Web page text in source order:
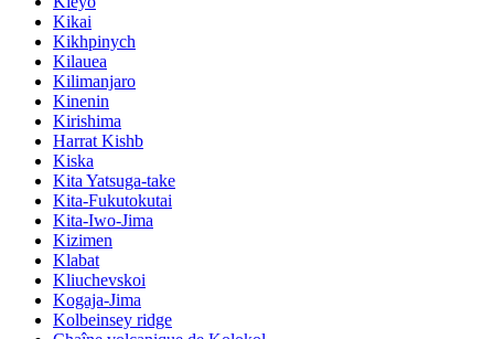
Kikai
Kikhpinych
Kilauea
Kilimanjaro
Kinenin
Kirishima
Harrat Kishb
Kiska
Kita Yatsuga-take
Kita-Fukutokutai
Kita-Iwo-Jima
Kizimen
Klabat
Kliuchevskoi
Kogaja-Jima
Kolbeinsey ridge